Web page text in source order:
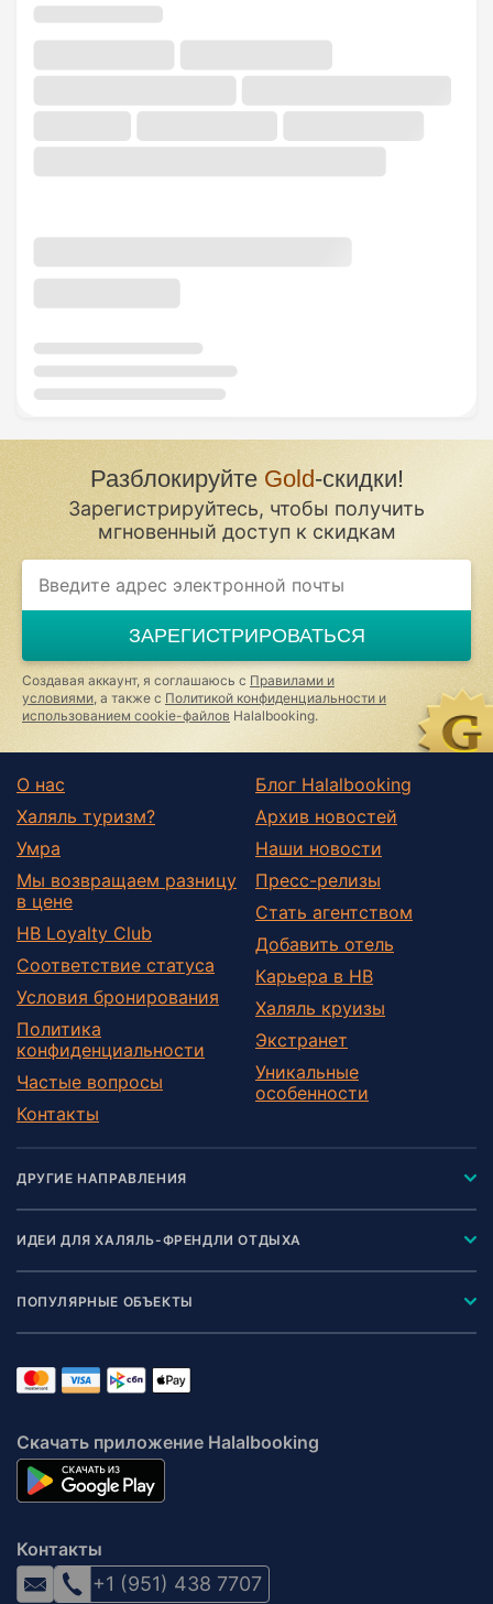
Разблокируйте Gold-скидки!
Зарегистрируйтесь, чтобы получить
мгновенный доступ к скидкам
If
you
ignore
this
field
ЗАРЕГИСТРИРОВАТЬСЯ
Создавая аккаунт, я соглашаюсь с Правилами и
условиями , а также с Политикой конфиденциальности и
использованием cookie-файлов Halalbooking.
О нас
Халяль туризм?
Умра
Мы возвращаем разницу
в цене
HB Loyalty Club
Соответствие статуса
Условия бронирования
Политика
конфиденциальности
Частые вопросы
Контакты
Блог Halalbooking
Архив новостей
Наши новости
Пресс-релизы
Стать агентством
Добавить отель
Карьера в HB
Халяль круизы
Экстранет
Уникальные
особенности
ДРУГИЕ НАПРАВЛЕНИЯ
ИДЕИ ДЛЯ ХАЛЯЛЬ-ФРЕНДЛИ ОТДЫХА
ПОПУЛЯРНЫЕ ОБЪЕКТЫ
Скачать приложение Halalbooking
Контакты
+1 (951) 438 7707